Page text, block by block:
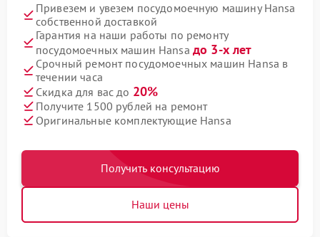
Привезем и увезем посудомоечную машину Hansa
собственной доставкой
Гарантия на наши работы по ремонту
посудомоечных машин Hansa до 3-х лет
Срочный ремонт посудомоечных машин Hansa в
течении часа
Скидка для вас до 20%
Получите 1500 рублей на ремонт
Оригинальные комплектующие Hansa
Получить консультацию
Наши цены